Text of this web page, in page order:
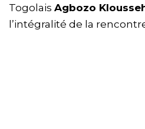
Togolais Agbozo
l’intégralité de la